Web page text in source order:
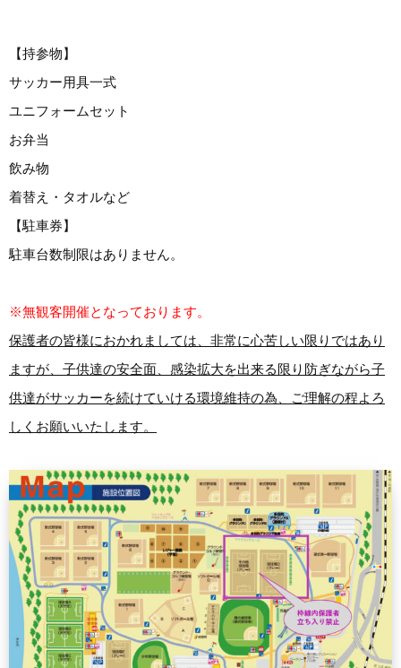
【持参物】
サッカー用具一式
ユニフォームセット
お弁当
飲み物
着替え・タオルなど
【駐車券】
駐車台数制限はありません。
※無観客開催となっております。
保護者の皆様におかれましては、 非常に心苦しい限りではあり
ますが、子供達の安全面、 感染拡大を出来る限り防ぎながら子
供達がサッカーを続けていける環境維持の為、ご理解の程よろ
しくお願いいたします。